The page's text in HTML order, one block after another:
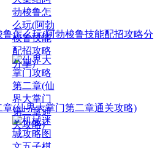
怎么玩(阿勃梭鲁技能配招攻略分
(仙界大掌门第二章通关攻略)